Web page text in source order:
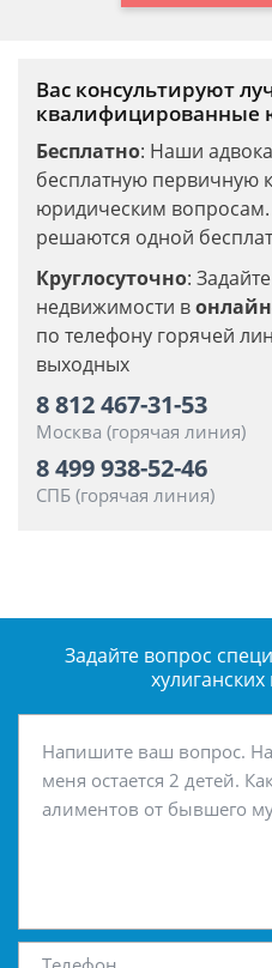
Вас консультируют
квалифицированные
Бесплатно: Наши
бесплатную первичную
юридическим вопросам.
решаются одной
Круглосуточно:
недвижимости в
по телефону горячей
выходных
8 812 467-31-53
Москва (горячая линия)
8 499 938-52-46
СПБ (горячая линия)
Задайте вопрос